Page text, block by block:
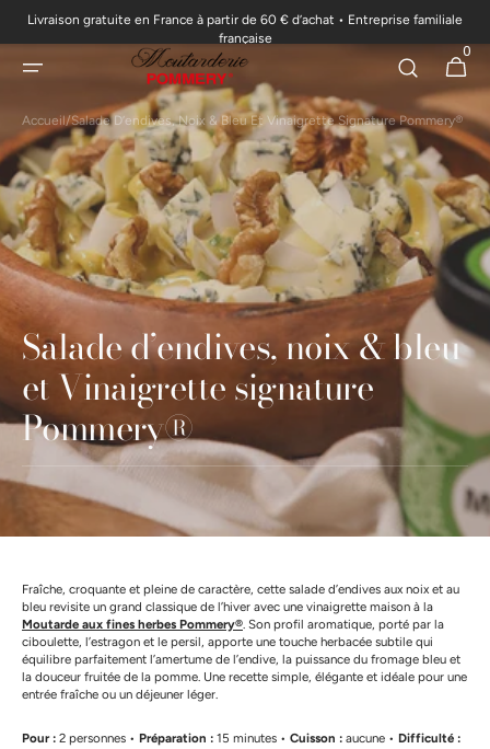
passer au
Livraison gratuite en France à partir de 60 € d’achat • Entreprise familiale
française
Panier
0
0 article
Accueil/Salade D’endives, Noix & Bleu Et Vinaigrette Signature Pommery®
Salade d’endives, noix & bleu
et Vinaigrette signature
Pommery®
Fraîche, croquante et pleine de caractère, cette salade d’endives aux noix et au
bleu revisite un grand classique de l’hiver avec une vinaigrette maison à la
Moutarde aux fines herbes Pommery®. Son profil aromatique, porté par la
ciboulette, l’estragon et le persil, apporte une touche herbacée subtile qui
équilibre parfaitement l’amertume de l’endive, la puissance du fromage bleu et
la douceur fruitée de la pomme. Une recette simple, élégante et idéale pour une
entrée fraîche ou un déjeuner léger.
Pour : 2 personnes • Préparation : 15 minutes • Cuisson : aucune • Difficulté :